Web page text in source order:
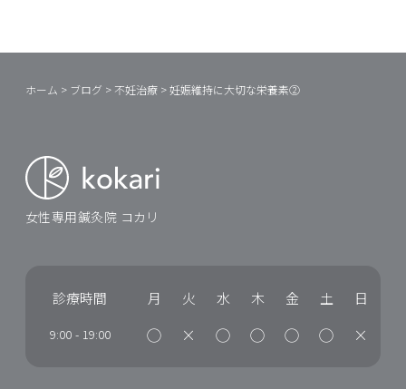
ホーム > ブログ > 不妊治療 >妊娠維持に大切な栄養素②
女性専用鍼灸院 コカリ
診療時間 月 火 水 木 金 土 日
9:00 - 19:00 ◯ × ◯ ◯ ◯ ◯ ×